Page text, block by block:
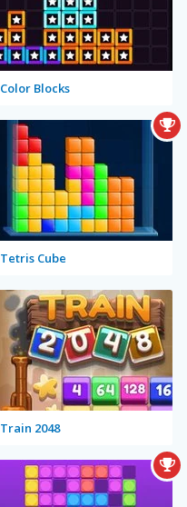
Color Blocks
Tetris Cube
Train 2048